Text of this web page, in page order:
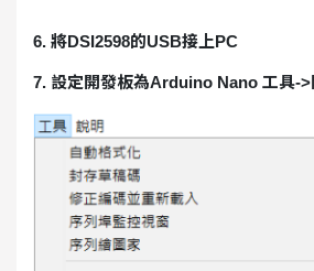
6. 將DSI2598的USB接上PC
7. 設定開發板為Arduino Nano 工具->